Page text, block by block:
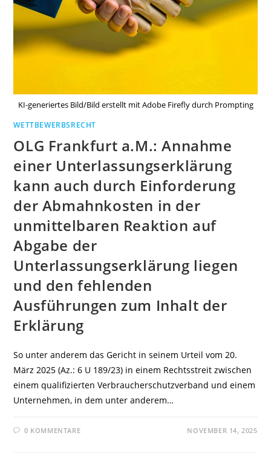
KI-generiertes Bild/Bild erstellt mit Adobe Firefly durch Prompting
WETTBEWERBSRECHT
OLG Frankfurt a.M.: Annahme
einer Unterlassungserklärung
kann auch durch Einforderung
der Abmahnkosten in der
unmittelbaren Reaktion auf
Abgabe der
Unterlassungserklärung liegen
und den fehlenden
Ausführungen zum Inhalt der
Erklärung
So unter anderem das Gericht in seinem Urteil vom 20.
März 2025 (Az.: 6 U 189/23) in einem Rechtsstreit zwischen
einem qualifizierten Verbraucherschutzverband und einem
Unternehmen, in dem unter anderem…
0 KOMMENTARE NOVEMBER 14, 2025